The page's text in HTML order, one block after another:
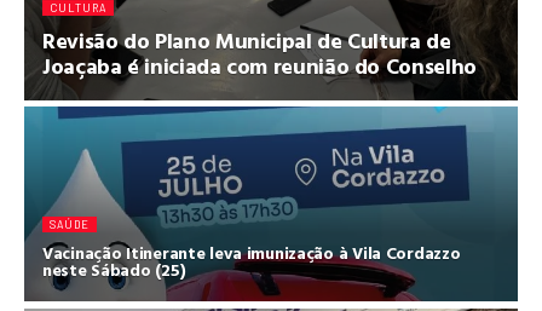
CULTURA
Revisão do Plano Municipal de Cultura de
Joaçaba é iniciada com reunião do Conselho
SAÚDE
Vacinação Itinerante leva imunização à Vila Cordazzo
neste Sábado (25)